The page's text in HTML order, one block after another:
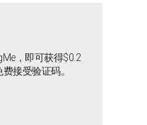
，即可获得$0.2
接受验证码。